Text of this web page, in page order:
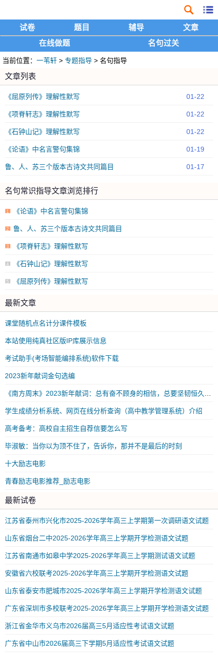
试卷 题目 辅导
文章
在线做题
名句过关
当前位置： 一苇轩 > 专题指导 > 名句指导
文章列表
《屈原列传》理解性默写 01-22
《项脊轩志》理解性默写 01-22
《石钟山记》理解性默写 01-22
《论语》中名言警句集锦 01-19
鲁、人、苏三个版本古诗文共同篇目 01-17
名句常识指导文章浏览排行
1 《论语》中名言警句集锦
2 鲁、人、苏三个版本古诗文共同篇目
3 《项脊轩志》理解性默写
4 《石钟山记》理解性默写
5 《屈原列传》理解性默写
最新文章
课堂随机点名计分课件模板
本站使用纯真社区版IP库展示信息
考试助手(考场智能编排系统)软件下载
2023新年献词金句选编
学生成绩分析系统、网页在线分析查询（高中教学管理系统）介绍
高考备考：高校自主招生自荐信要怎么写
毕淑敏：当你以为顶不住了，告诉你，那并不是最后的时刻
十大励志电影
青春励志电影推荐_励志电影
最新试卷
江苏省泰州市兴化市2025-2026学年高三上学期第一次调研语文试题
山东省烟台二中2025-2026学年高三上学期开学检测语文试题
江苏省南通市如皋中学2025-2026学年高三上学期测试语文试题
安徽省六校联考2025-2026学年高三上学期开学检测语文试题
山东省泰安市肥城市2025-2026学年高三上学期开学检测语文试题
广东省深圳市多校联考2025-2026学年高三上学期开学检测语文试题
浙江省金华市义乌市2026届高三5月适应性考试语文试题
广东省中山市2026届高三下学期5月适应性考试语文试题